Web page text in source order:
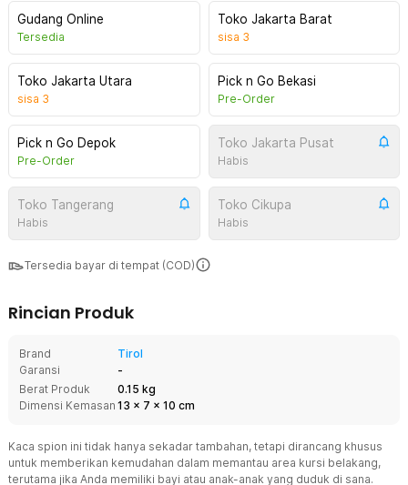
Gudang Online
Tersedia
Toko Jakarta Barat
sisa 3
Toko Jakarta Utara
sisa 3
Pick n Go Bekasi
Pre-Order
Pick n Go Depok
Pre-Order
Toko Jakarta Pusat
Habis
Toko Tangerang
Habis
Toko Cikupa
Habis
Tersedia bayar di tempat (COD)
Rincian Produk
Brand
Tirol
Garansi
-
Berat Produk
0.15 kg
Dimensi Kemasan 13 x 7 x 10 cm
Kaca spion ini tidak hanya sekadar tambahan, tetapi dirancang khusus
untuk memberikan kemudahan dalam memantau area kursi belakang,
terutama jika Anda memiliki bayi atau anak-anak yang duduk di sana.